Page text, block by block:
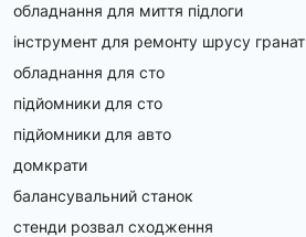
обладнання для миття підлоги
інструмент для ремонту шрусу гранат
обладнання для сто
підйомники для сто
підйомники для авто
домкрати
балансувальний станок
стенди розвал сходження